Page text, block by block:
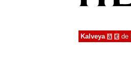
Kalveya à € de